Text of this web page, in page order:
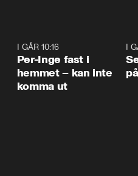
I GÅR 10:16
Per-Inge fast i
hemmet – kan inte
komma ut
I